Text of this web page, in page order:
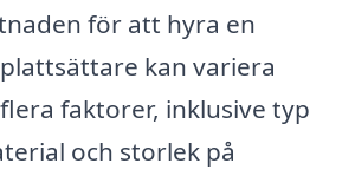
för att hyra en
kan variera
faktorer, inklusive typ
och storlek på